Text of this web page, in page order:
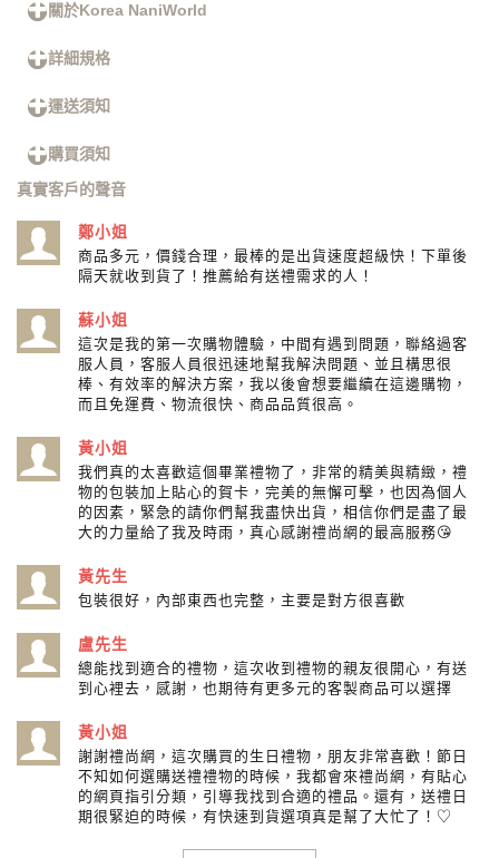
關於Korea NaniWorld
詳細規格
運送須知
購買須知
真實客戶的聲音
鄭小姐
商品多元，價錢合理，最棒的是出貨速度超級快！下單後
隔天就收到貨了！推薦給有送禮需求的人！
蘇小姐
這次是我的第一次購物體驗，中間有遇到問題，聯絡過客
服人員，客服人員很迅速地幫我解決問題、並且構思很
棒、有效率的解決方案，我以後會想要繼續在這邊購物，
而且免運費、物流很快、商品品質很高。
黃小姐
我們真的太喜歡這個畢業禮物了，非常的精美與精緻，禮
物的包裝加上貼心的賀卡，完美的無懈可擊，也因為個人
的因素，緊急的請你們幫我盡快出貨，相信你們是盡了最
大的力量給了我及時雨，真心感謝禮尚網的最高服務😘
黃先生
包裝很好，內部東西也完整，主要是對方很喜歡
盧先生
總能找到適合的禮物，這次收到禮物的親友很開心，有送
到心裡去，感謝，也期待有更多元的客製商品可以選擇
黃小姐
謝謝禮尚網，這次購買的生日禮物，朋友非常喜歡！節日
不知如何選購送禮禮物的時候，我都會來禮尚網，有貼心
的網頁指引分類，引導我找到合適的禮品。還有，送禮日
期很緊迫的時候，有快速到貨選項真是幫了大忙了！♡